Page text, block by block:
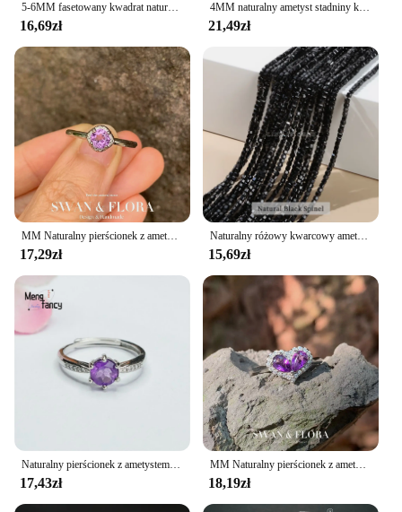
5-6MM fasetowany kwadrat naturalny ametyst luźna kostka kamień koraliki dystansowe do tworzenia biżuterii Diy kolczyki akcesoria do bransoletek
16,69zł
4MM naturalny ametyst stadniny kolczyki dla kobiet prawdziwe 925 srebro Vintage Femme prezent zapobiegaj alergiom piękna biżuteria
21,49zł
MM Naturalny pierścionek z ametystem Regulowany pierścionek damski Biżuteria dla kobiet Prezent Hurtownia Wysokiej jakości Vintage Fine
17,29zł
Naturalny różowy kwarcowy ametyst fluorytowy kwadratowy małe koraliki koraliki dystansowe luzem malutki koralik do biżuterii Makin naszyjnik Diy akcesoria
15,69zł
Naturalny pierścionek z ametystem fioletowy kolor biżuterii najlepiej sprzedające się regulowane eleganckie pierścionki wysokiej jakości para obietnica piękne prezenty świąteczne
17,43zł
MM Naturalny pierścionek z ametystem Regulowany pierścionek damski Biżuteria dla kobiet Prezent Hurtownia Wysokiej jakości Vintage Fine
18,19zł